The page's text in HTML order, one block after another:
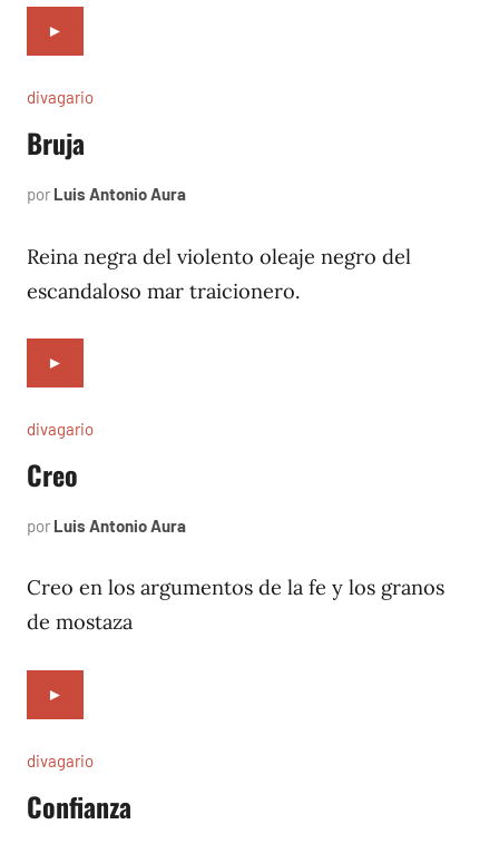
►
divagario
Bruja
por Luis Antonio Aura
1996
Reina negra del violento oleaje negro del
escandaloso mar traicionero.
►
divagario
Creo
por Luis Antonio Aura
1996
Creo en los argumentos de la fe y los granos
de mostaza
►
divagario
Confianza